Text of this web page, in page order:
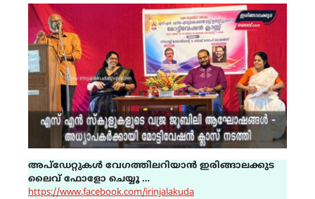
അപ്ഡേറ്റുകൾ വേഗത്തിലറിയാൻ ഇരിങ്ങാലക്കുട
ലൈവ് ഫോളോ ചെയ്യൂ …
https://www.facebook.com/irinjalakuda